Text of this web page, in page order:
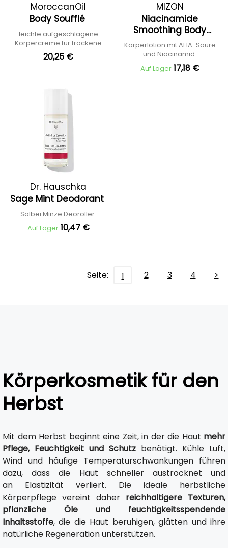
MoroccanOil
Body Soufflé
leichte aufgeschlagene
Körpercreme für trockene
Haut
20,25 €
MIZON
Niacinamide
Smoothing Body
Lotion
Körperlotion mit AHA-Säure
und Niacinamid
Auf Lager 17,18 €
Dr. Hauschka
Sage Mint Deodorant
Salbei Minze Deoroller
Auf Lager 10,47 €
Seite: 1 2 3 4 >
Körperkosmetik für den
Herbst
Mit dem Herbst beginnt eine Zeit, in der die Haut mehr
Pflege, Feuchtigkeit und Schutz benötigt. Kühle Luft,
Wind und häufige Temperaturschwankungen führen
dazu, dass die Haut schneller austrocknet und
an Elastizität verliert. Die ideale herbstliche
Körperpflege vereint daher reichhaltigere Texturen,
pflanzliche Öle und feuchtigkeitsspendende
Inhaltsstoffe, die die Haut beruhigen, glätten und ihre
natürliche Regeneration unterstützen.